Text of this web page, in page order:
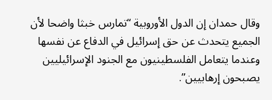
وقال حمدان إن الدول الأوروبية “تمارس خبثا واضحا لأن
الجميع يتحدث عن حق إسرائيل في الدفاع عن نفسها
وعندما يتعامل الفلسطينيون مع الجنود الإسرائيليين
يصبحون إرهابيين”.